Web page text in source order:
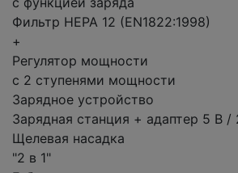
Фильтр HEPA 12 (EN1822:1998)
+
Регулятор мощности
с 2 ступенями мощности
Зарядное устройство
Зарядная станция + адаптер 5 В /
Щелевая насадка
"2 в 1"